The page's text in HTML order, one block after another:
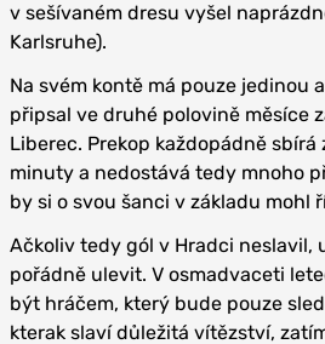
v sešívaném dresu vyšel
Karlsruhe).
Na svém kontě má pouze jedinou
připsal ve druhé polovině měsíce
Liberec. Prekop každopádně
minuty a nedostává tedy mnoho
by si o svou šanci v základu mohl
Ačkoliv tedy gól v Hradci neslavil,
pořádně ulevit. V osmadvaceti
být hráčem, který bude pouze
kterak slaví důležitá vítězství,